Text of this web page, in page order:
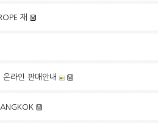
재
라인 판매안내